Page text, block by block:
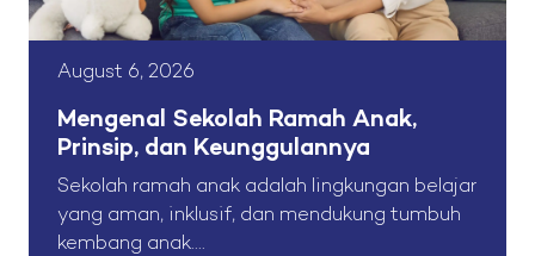
August 6, 2026
Mengenal Sekolah Ramah Anak,
Prinsip, dan Keunggulannya
Sekolah ramah anak adalah lingkungan belajar
yang aman, inklusif, dan mendukung tumbuh
kembang anak....